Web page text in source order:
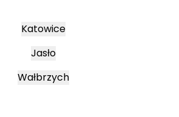
Katowice
Jasło
Wałbrzych